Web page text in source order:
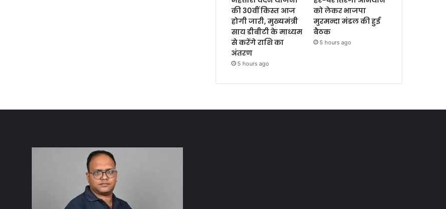
की 30वीं किस्त आज
होगी जारी, मुख्यमंत्री
साय डीबीटी के माध्यम
से करेंगे राशि का
अंतरण
5 hours ago
को लेकर भाजपा
मुरमन्दा मंडल की हुई
बैठक
5 hours ago